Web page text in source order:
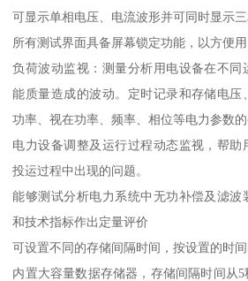
可显示单相电压、电流波形并可同时显示三
所有测试界面具备屏幕锁定功能，以方便用
负荷波动监视：测量分析用电设备在不同
能质量造成的波动。定时记录和存储电压
功率、视在功率、频率、相位等电力参数的
电力设备调整及运行过程动态监视，帮助
投运过程中出现的问题。
能够测试分析电力系统中无功补偿及滤波
和技术指标作出定量评价
可设置不同的存储间隔时间，按设置的时
内置大容量数据存储器，存储间隔时间从